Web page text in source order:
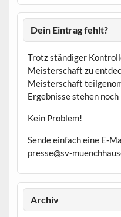
Dein Eintrag fehlt?
Trotz ständiger
Meisterschaft zu
Meisterschaft
Ergebnisse stehen
Kein Problem!
Sende einfach eine E-
presse@sv-
Archiv